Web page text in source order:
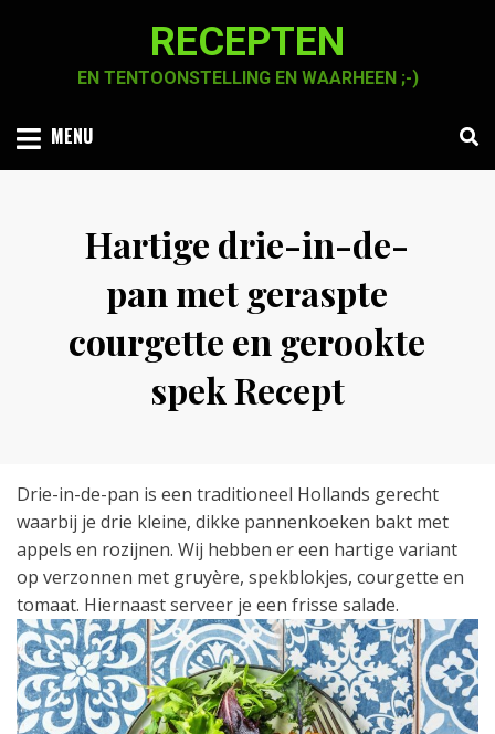
RECEPTEN
EN TENTOONSTELLING EN WAARHEEN ;-)
MENU
Hartige drie-in-de-
pan met geraspte
courgette en gerookte
spek Recept
Drie-in-de-pan is een traditioneel Hollands gerecht
waarbij je drie kleine, dikke pannenkoeken bakt met
appels en rozijnen. Wij hebben er een hartige variant
op verzonnen met gruyère, spekblokjes, courgette en
tomaat. Hiernaast serveer je een frisse salade.